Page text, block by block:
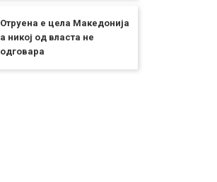
Отруена е цела Македонија
а никој од власта не
одговара